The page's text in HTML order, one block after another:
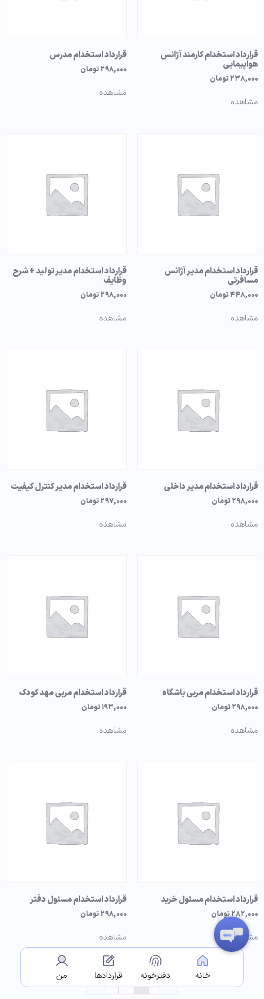
قرارداد استخدام کارمند آژانس
هواپیمایی
۲۳۸,۰۰۰تومان
مشاهده
قرارداد استخدام مدرس
۲۹۸,۰۰۰تومان
مشاهده
قرارداد استخدام مدیر آژانس
مسافرتی
۴۴۸,۰۰۰تومان
مشاهده
قرارداد استخدام مدیر تولید + شرح
وظایف
۲۹۸,۰۰۰تومان
مشاهده
قرارداد استخدام مدیر داخلی
۲۹۸,۰۰۰تومان
مشاهده
قرارداد استخدام مدیر کنترل کیفیت
۲۹۷,۰۰۰تومان
مشاهده
قرارداد استخدام مربی باشگاه
۲۹۸,۰۰۰تومان
مشاهده
قرارداد استخدام مربی مهد کودک
۱۹۳,۰۰۰تومان
مشاهده
قرارداد استخدام مسئول خرید
۲۸۲,۰۰۰تومان
مشاهده
قرارداد استخدام مسئول دفتر
۲۹۸,۰۰۰تومان
مشاهده
→
1
2
3
4
←
خانه دفترخونه قراردادها من